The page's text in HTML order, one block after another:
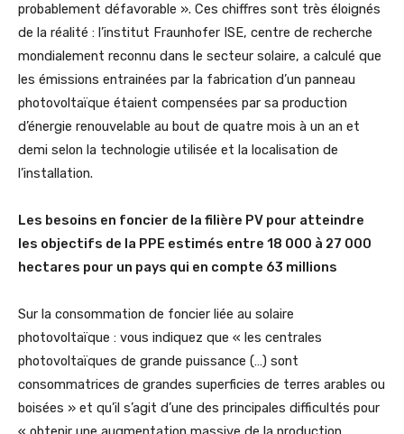
probablement défavorable ». Ces chiffres sont très éloignés
de la réalité : l’institut Fraunhofer ISE, centre de recherche
mondialement reconnu dans le secteur solaire, a calculé que
les émissions entrainées par la fabrication d’un panneau
photovoltaïque étaient compensées par sa production
d’énergie renouvelable au bout de quatre mois à un an et
demi selon la technologie utilisée et la localisation de
l’installation.
Les besoins en foncier de la filière PV pour atteindre
les objectifs de la PPE estimés entre 18 000 à 27 000
hectares pour un pays qui en compte 63 millions
Sur la consommation de foncier liée au solaire
photovoltaïque : vous indiquez que « les centrales
photovoltaïques de grande puissance (…) sont
consommatrices de grandes superficies de terres arables ou
boisées » et qu’il s’agit d’une des principales difficultés pour